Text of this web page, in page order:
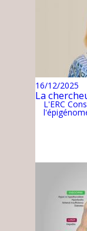
16/12/2025
La
L'ERC